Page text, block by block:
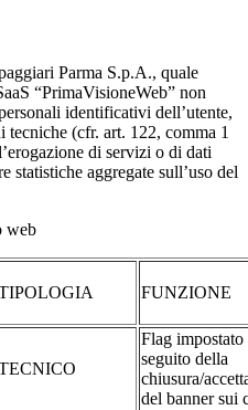
Parma S.p.A., quale
“PrimaVisioneWeb” non
identificativi dell’utente,
(cfr. art. 122, comma 1
di servizi o di dati
statistiche aggregate sull’uso del
web
FUNZIONE
Flag impostato
seguito della
chiusura/
del banner sui